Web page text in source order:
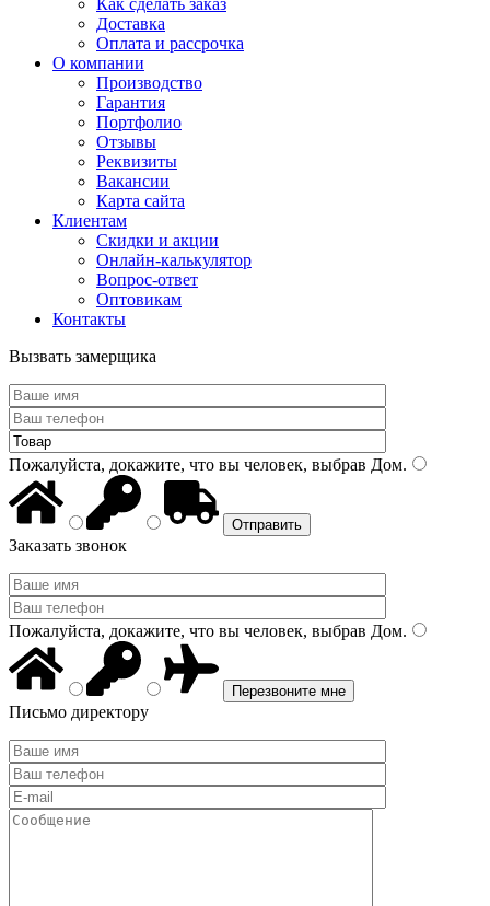
Как сделать заказ
Доставка
Оплата и рассрочка
О компании
Производство
Гарантия
Портфолио
Отзывы
Реквизиты
Вакансии
Карта сайта
Клиентам
Скидки и акции
Онлайн-калькулятор
Вопрос-ответ
Оптовикам
Контакты
Вызвать замерщика
Пожалуйста, докажите, что вы человек, выбрав Дом.
Заказать звонок
Пожалуйста, докажите, что вы человек, выбрав Дом.
Письмо директору